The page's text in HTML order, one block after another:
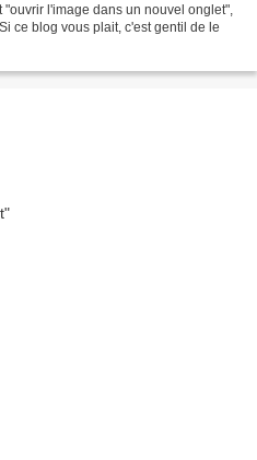
l'image dans un nouvel onglet",
ce blog vous plait, c'est gentil de le